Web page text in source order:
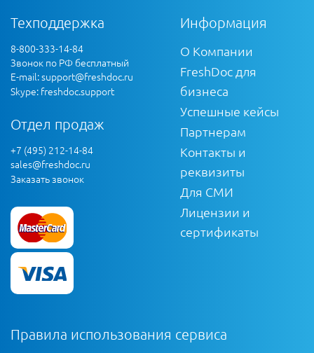
Техподдержка
8-800-333-14-84
Звонок по РФ бесплатный
E-mail:support@freshdoc.ru
Skype: freshdoc.support
Отдел продаж
+7 (495) 212-14-84
sales@freshdoc.ru
Заказать звонок
Информация
О Компании
FreshDoc для
бизнеса
Успешные кейсы
Партнерам
Контакты и
реквизиты
Для СМИ
Лицензии и
сертификаты
Правила использования сервиса